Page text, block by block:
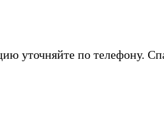
уточняйте по телефону.